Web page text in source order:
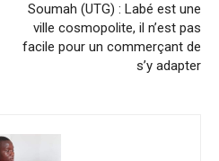
Soumah (UTG) : Labé est une
ville cosmopolite, il n’est pas
facile pour un commerçant de
s’y adapter